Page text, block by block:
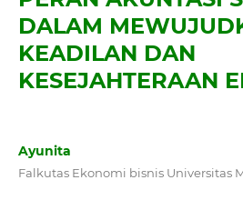
DALAM
KEADILAN DAN
KESEJAHTERAAN
Ayunita
Falkutas Ekonomi bisnis Universitas